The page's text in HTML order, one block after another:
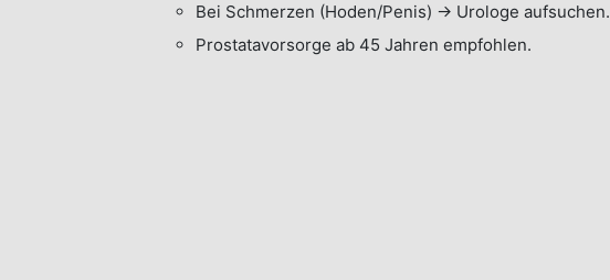
Bei Schmerzen (Hoden/Penis) → Urologe aufsuchen.
Prostatavorsorge ab 45 Jahren empfohlen.